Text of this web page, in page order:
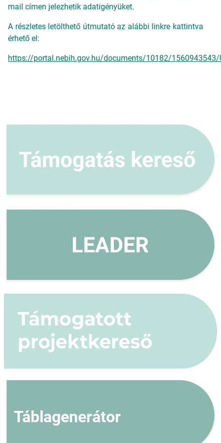
mail címen jelezhetik adatigényüket.
A részletes letölthető útmutató az alábbi linkre kattintva
érhető el:
https://portal.nebih.gov.hu/documents/10182/
Táblagenerátor